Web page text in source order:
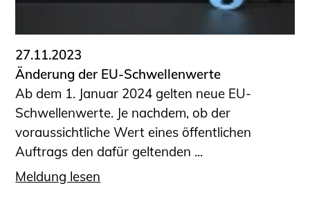
Informationen für Fortbildungsträger
Anträge, Anzeigen, Formulare
Fortbildung/Seminare
Informationen für Ingenieurinnen
und Ingenieure
Recht
Planungswettbewerbe
Publikationen
Stellenbörse
27.11.2023
Änderung der EU-Schwellenwerte
Ab dem 1. Januar 2024 gelten neue EU-
Schwellenwerte. Je nachdem, ob der
voraussichtliche Wert eines öffentlichen
Auftrags den dafür geltenden ...
Meldung lesen